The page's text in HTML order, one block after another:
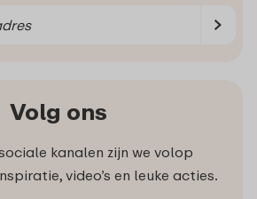
Volg ons
kanalen zijn we volop
video’s en leuke acties.